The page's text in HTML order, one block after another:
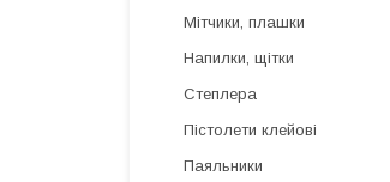
Мітчики, плашки
Напилки, щітки
Степлера
Пістолети клейові
Паяльники